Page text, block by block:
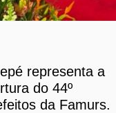
representa a
do 44º
da Famurs.